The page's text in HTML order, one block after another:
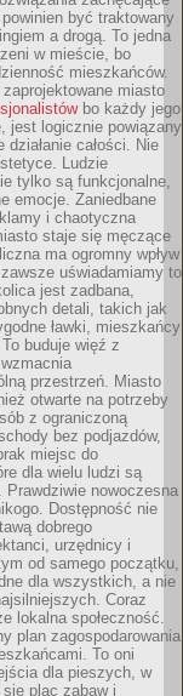
być traktowany
a drogą. To jedna
w mieście, bo
mieszkańców.
miasto
bo każdy jego
jest logicznie powiązany
całości. Nie
Ludzie
tylko są funkcjonalne,
emocje. Zaniedbane
i chaotyczna
staje się męczące
ma ogromny wpływ
uświadamiamy to
jest zadbana,
detali, takich jak
ławki, mieszkańcy
buduje więź z
przestrzeń. Miasto
otwarte na potrzeby
z ograniczoną
bez podjazdów,
miejsc do
dla wielu ludzi są
nowoczesna
Dostępność nie
dobrego
urzędnicy i
od samego początku,
dla wszystkich, a nie
Coraz
lokalna społeczność.
plan zagospodarowania
To oni
dla pieszych, w
plac zabaw i